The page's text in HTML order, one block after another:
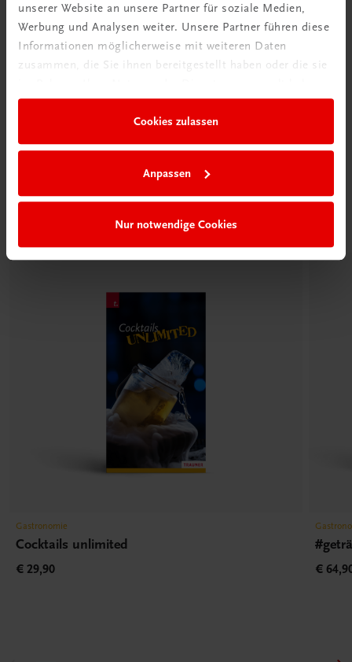
unserer Website an unsere Partner für soziale Medien,
Werbung und Analysen weiter. Unsere Partner führen diese
Informationen möglicherweise mit weiteren Daten
zusammen, die Sie ihnen bereitgestellt haben oder die sie
Cookies zulassen
Anpassen
Nur notwendige Cookies
TRAUNER Akademie
verkaufen
Passende Produkte
Gastronomie
Cocktails unlimited
€ 29,90 €